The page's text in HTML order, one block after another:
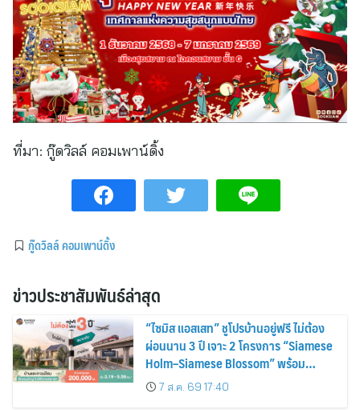
ที่มา: กู๊ดวิลล์ คอมเพาน์ดิ้ง
กู๊ดวิลล์ คอมเพาน์ดิ้ง
ข่าวประชาสัมพันธ์ล่าสุด
“ไซมิส แอสเสท” ชูโปรบ้านอยู่ฟรี ไม่ต้อง
ผ่อนนาน 3 ปี เจาะ 2 โครงการ “Siamese
Holm–Siamese Blossom” พร้อม
ส่วนลดและสิทธิพิเศษถึง 31 สิงหาคม
2569
7 ส.ค. 69 17:40